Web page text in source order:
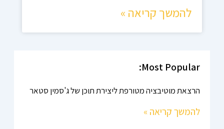
להמשך קריאה »
Most Popular:
הרצאת מוטיבציה מטורפת ליצירת תוכן של ג'סמין סטאר
להמשך קריאה »